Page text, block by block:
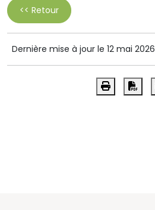
<< Retour
Dernière mise à jour le 12 mai 2026